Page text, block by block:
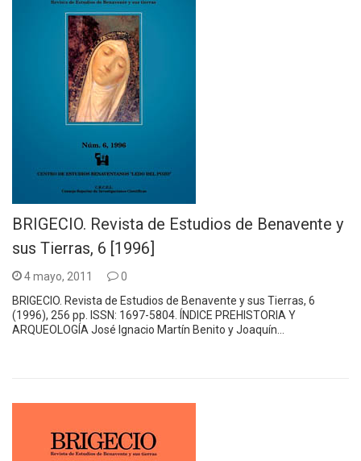
BRIGECIO. Revista de Estudios de Benavente y
sus Tierras, 6 [1996]
4 mayo, 2011
0
BRIGECIO. Revista de Estudios de Benavente y sus Tierras, 6
(1996), 256 pp. ISSN: 1697-5804. ÍNDICE PREHISTORIA Y
ARQUEOLOGÍA José Ignacio Martín Benito y Joaquín…